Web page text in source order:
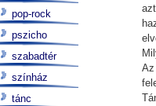
pop-rock
pszicho
szabadtér
színház
tánc